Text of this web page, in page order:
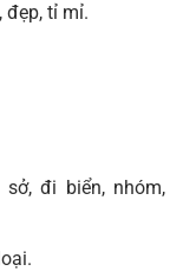
đẹp, tỉ mỉ.
đi biển, nhóm,